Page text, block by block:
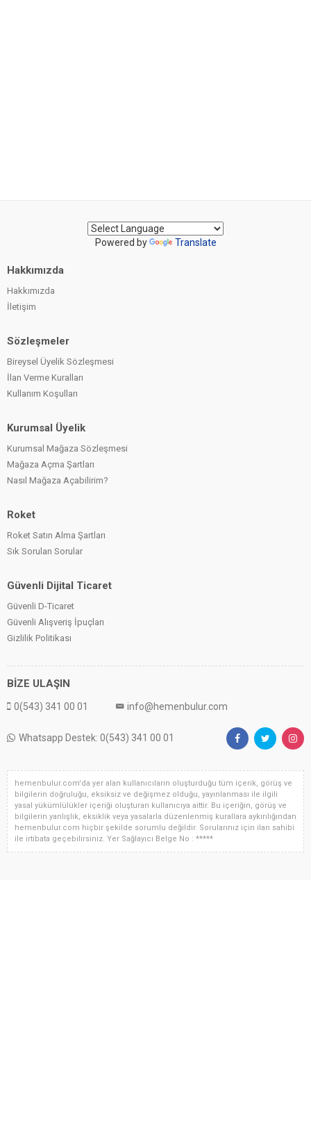
Powered by Translate
Hakkımızda
Hakkımızda
İletişim
Sözleşmeler
Bireysel Üyelik Sözleşmesi
İlan Verme Kuralları
Kullanım Koşulları
Kurumsal Üyelik
Kurumsal Mağaza Sözleşmesi
Mağaza Açma Şartları
Nasıl Mağaza Açabilirim?
Roket
Roket Satın Alma Şartları
Sık Sorulan Sorular
Güvenli Dijital Ticaret
Güvenli D-Ticaret
Güvenli Alışveriş İpuçları
Gizlilik Politikası
BİZE ULAŞIN
0(543) 341 00 01 info@hemenbulur.com
Whatsapp Destek: 0(543) 341 00 01
hemenbulur.com'da yer alan kullanıcıların oluşturduğu tüm içerik, görüş ve
bilgilerin doğruluğu, eksiksiz ve değişmez olduğu, yayınlanması ile ilgili
yasal yükümlülükler içeriği oluşturan kullanıcıya aittir. Bu içeriğin, görüş ve
bilgilerin yanlışlık, eksiklik veya yasalarla düzenlenmiş kurallara aykırılığından
hemenbulur.com hiçbir şekilde sorumlu değildir. Sorularınız için ilan sahibi
ile irtibata geçebilirsiniz. Yer Sağlayıcı Belge No : *****